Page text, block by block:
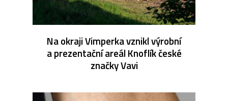
Na okraji Vimperka vznikl výrobní
a prezentační areál Knoflík české
značky Vavi